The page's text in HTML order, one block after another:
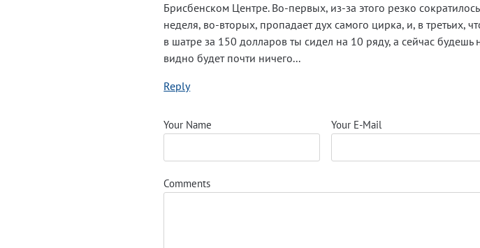
Брисбенском Центре. Во-первых, из-за этого резко
неделя, во-вторых, пропадает дух самого цирка, и, в третьих,
в шатре за 150 долларов ты сидел на 10 ряду, а сейчас будешь
видно будет почти ничего...
Reply
Your Name Your E-Mail
Comments